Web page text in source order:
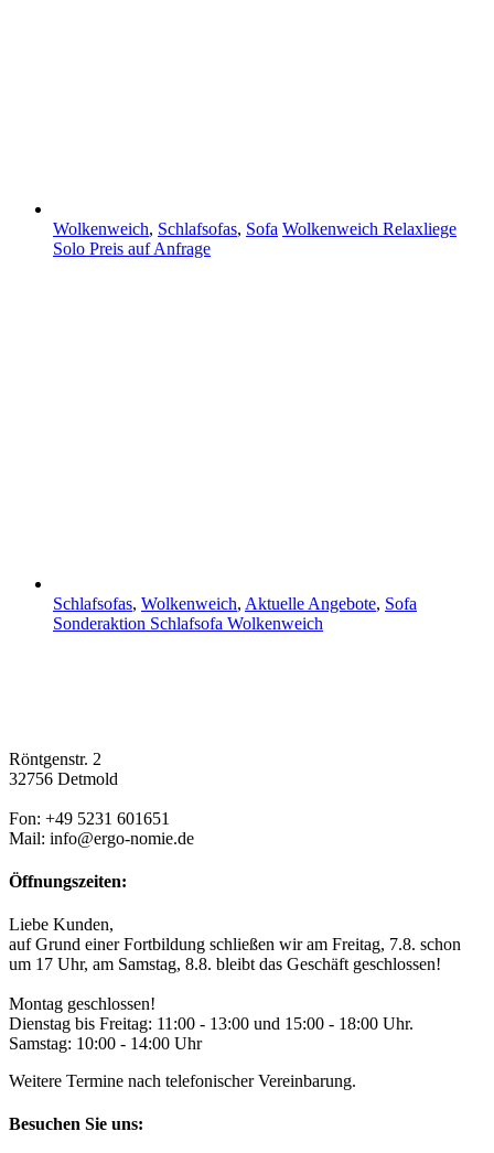
Wolkenweich, Schlafsofas, Sofa Wolkenweich Relaxliege
Solo Preis auf Anfrage
Schlafsofas, Wolkenweich, Aktuelle Angebote, Sofa
Sonderaktion Schlafsofa Wolkenweich
Röntgenstr. 2
32756 Detmold
Fon: +49 5231 601651
Mail: info@ergo-nomie.de
Öffnungszeiten:
Liebe Kunden,
auf Grund einer Fortbildung schließen wir am Freitag, 7.8. schon
um 17 Uhr, am Samstag, 8.8. bleibt das Geschäft geschlossen!
Montag geschlossen!
Dienstag bis Freitag: 11:00 - 13:00 und 15:00 - 18:00 Uhr.
Samstag: 10:00 - 14:00 Uhr
Weitere Termine nach telefonischer Vereinbarung.
Besuchen Sie uns: